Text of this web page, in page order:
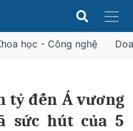
học - Công nghệ
tỷ đến Á vương
sức hút của 5